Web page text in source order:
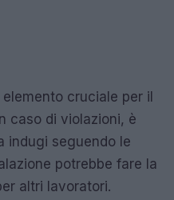
elemento cruciale per il
caso di violazioni, è
indugi seguendo le
potrebbe fare la
altri lavoratori.